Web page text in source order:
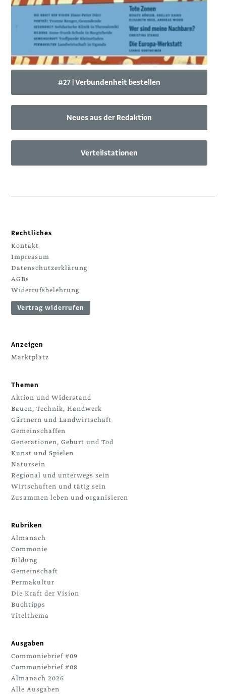
#27 | Verbundenheit bestellen
Neues aus der Redaktion
Verteilstationen
Rechtliches
Kontakt
Impressum
Datenschutzerklärung
AGBs
Widerrufsbelehrung
Vertrag widerrufen
Anzeigen
Marktplatz
Themen
Aktion und Widerstand
Bauen, Technik, Handwerk
Gärtnern und Landwirtschaft
Gemeinschaffen
Generationen, Geburt und Tod
Kunst und Spielen
Natursein
Regional und unterwegs sein
Wirtschaften und tätig sein
Zusammen leben und organisieren
Rubriken
Almanach
Commonie
Bildung
Gemeinschaft
Permakultur
Die Kraft der Vision
Buchtipps
Titelthema
Ausgaben
Commoniebrief #09
Commoniebrief #08
Almanach 2026
Alle Ausgaben